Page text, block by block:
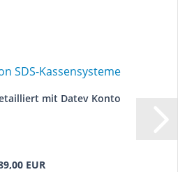
mit Datev Konto
EUR